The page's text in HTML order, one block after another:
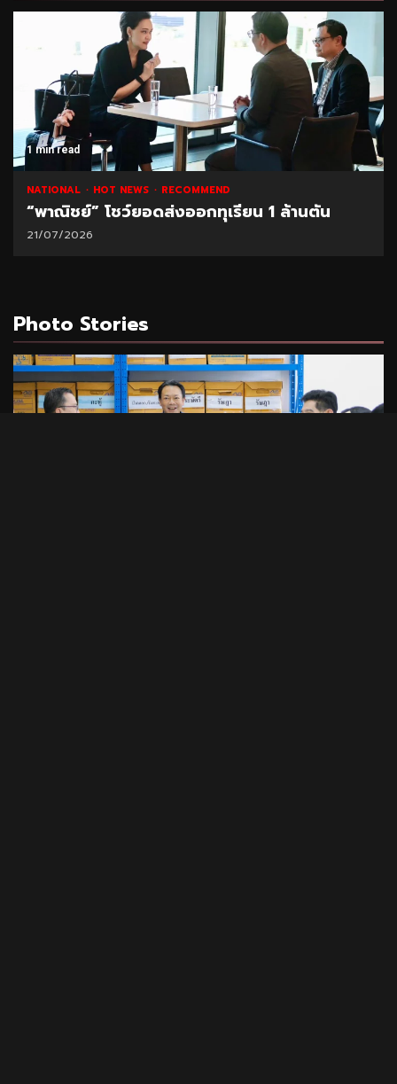
1 min read
NATIONAL HOT NEWS RECOMMEND
“พาณิชย์” โชว์ยอดส่งออกทุเรียน 1 ล้านตัน
21/07/2026
Photo Stories